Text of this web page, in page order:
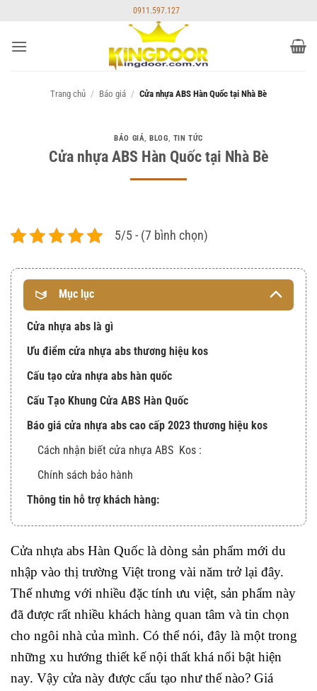
nội
0911.597.127
Trang chủ / Báo giá / Cửa nhựa ABS Hàn Quốc tại Nhà Bè
BÁO GIÁ,BLOG, TIN TỨC
Cửa nhựa ABS Hàn Quốc tại Nhà Bè
5/5 - (7 bình chọn)
Mục lục
Cửa nhựa abs là gì
Ưu điểm cửa nhựa abs thương hiệu kos
Cấu tạo cửa nhựa abs hàn quốc
Cấu Tạo Khung Cửa ABS Hàn Quốc
Báo giá cửa nhựa abs cao cấp 2023 thương hiệu kos
Cách nhận biết cửa nhựa ABS Kos :
Chính sách bảo hành
Thông tin hỗ trợ khách hàng:
Cửa nhựa abs Hàn Quốc là dòng sản phẩm mới du
nhập vào thị trường Việt trong vài năm trở lại đây.
Thế nhưng với nhiều đặc tính ưu việt, sản phẩm này
đã được rất nhiều khách hàng quan tâm và tin chọn
cho ngôi nhà của mình. Có thể nói, đây là một trong
những xu hướng thiết kế nội thất khá nổi bật hiện
nay. Vậy cửa này được cấu tạo như thế nào? Giá